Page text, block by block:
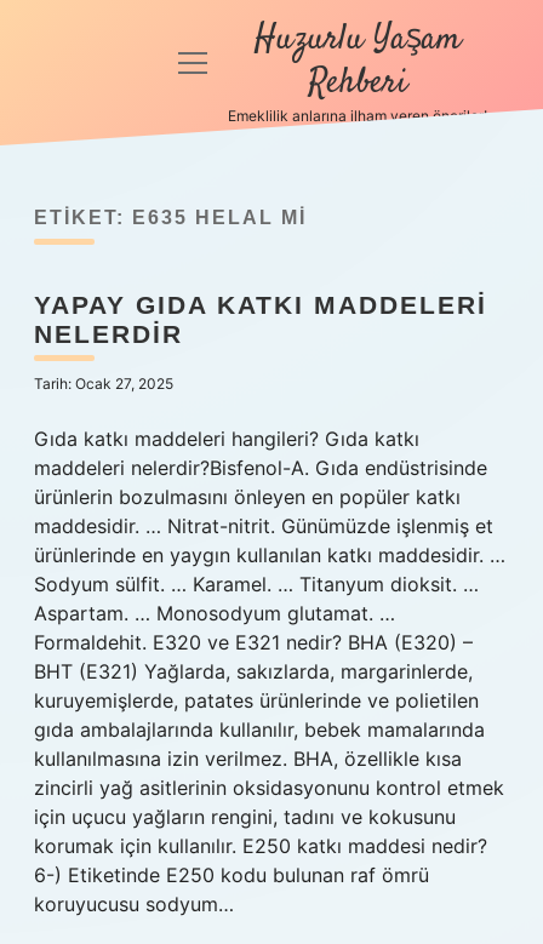
Anasayfa
Politikası
Hakkımızda
menüyü
Huzurlu Yaşam
Rehberi
Emeklilik anlarına ilham veren öneriler!
ETIKET: E635 HELAL MI
YAPAY GIDA KATKI MADDELERI
NELERDIR
Tarih: Ocak 27, 2025
Gıda katkı maddeleri hangileri? Gıda katkı
maddeleri nelerdir?Bisfenol-A. Gıda endüstrisinde
ürünlerin bozulmasını önleyen en popüler katkı
maddesidir. … Nitrat-nitrit. Günümüzde işlenmiş et
ürünlerinde en yaygın kullanılan katkı maddesidir. …
Sodyum sülfit. … Karamel. … Titanyum dioksit. …
Aspartam. … Monosodyum glutamat. …
Formaldehit. E320 ve E321 nedir? BHA (E320) –
BHT (E321) Yağlarda, sakızlarda, margarinlerde,
kuruyemişlerde, patates ürünlerinde ve polietilen
gıda ambalajlarında kullanılır, bebek mamalarında
kullanılmasına izin verilmez. BHA, özellikle kısa
zincirli yağ asitlerinin oksidasyonunu kontrol etmek
için uçucu yağların rengini, tadını ve kokusunu
korumak için kullanılır. E250 katkı maddesi nedir?
6-) Etiketinde E250 kodu bulunan raf ömrü
koruyucusu sodyum…